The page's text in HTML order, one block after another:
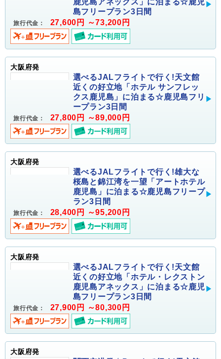
鹿児島アネックス」に泊まる☆鹿児
島フリープラン3日間
旅行代金： 27,600円 ～73,200円
大阪府発
選べるJALフライトで行く!天文館
近くの好立地「ホテル サンフレッ
クス鹿児島」に泊まる☆鹿児島フリ
ープラン3日間
旅行代金： 27,800円 ～89,000円
大阪府発
選べるJALフライトで行く!雄大な
桜島と錦江湾を一望「アートホテル
鹿児島」に泊まる☆鹿児島フリープ
ラン3日間
旅行代金： 28,400円 ～95,200円
大阪府発
選べるJALフライトで行く!天文館
近くの好立地「ホテル・レクストン
鹿児島アネックス」に泊まる☆鹿児
島フリープラン3日間
旅行代金： 27,900円 ～80,300円
大阪府発